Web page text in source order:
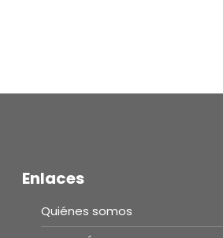
Enlaces
Quiénes somos